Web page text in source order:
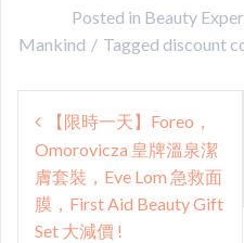
Posted in Beauty
Mankind
Tagged discount
Post
navigation
【限時一天】Foreo，
Omorovicza 皇牌溫泉潔
膚套裝，Eve Lom 急救面
膜，First Aid Beauty Gift
Set 大減價 !